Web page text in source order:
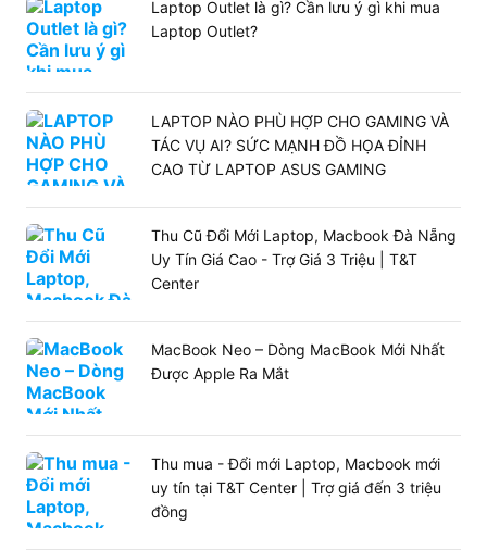
Laptop Outlet là gì? Cần lưu ý gì khi mua
Laptop Outlet?
LAPTOP NÀO PHÙ HỢP CHO GAMING VÀ
TÁC VỤ AI? SỨC MẠNH ĐỒ HỌA ĐỈNH
CAO TỪ LAPTOP ASUS GAMING
Thu Cũ Đổi Mới Laptop, Macbook Đà Nẵng
Uy Tín Giá Cao - Trợ Giá 3 Triệu | T&T
Center
MacBook Neo – Dòng MacBook Mới Nhất
Được Apple Ra Mắt
Thu mua - Đổi mới Laptop, Macbook mới
uy tín tại T&T Center | Trợ giá đến 3 triệu
đồng